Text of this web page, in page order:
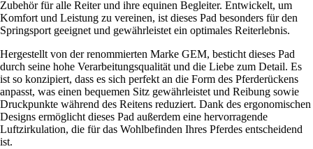
Zubehör für alle Reiter und ihre equinen Begleiter. Entwickelt, um
Komfort und Leistung zu vereinen, ist dieses Pad besonders für den
Springsport geeignet und gewährleistet ein optimales Reiterlebnis.
Hergestellt von der renommierten Marke GEM, besticht dieses Pad
durch seine hohe Verarbeitungsqualität und die Liebe zum Detail. Es
ist so konzipiert, dass es sich perfekt an die Form des Pferderückens
anpasst, was einen bequemen Sitz gewährleistet und Reibung sowie
Druckpunkte während des Reitens reduziert. Dank des ergonomischen
Designs ermöglicht dieses Pad außerdem eine hervorragende
Luftzirkulation, die für das Wohlbefinden Ihres Pferdes entscheidend
ist.